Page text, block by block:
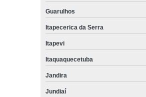
Guarulhos
Itapecerica da Serra
Itapevi
Itaquaquecetuba
Jandira
Jundiaí